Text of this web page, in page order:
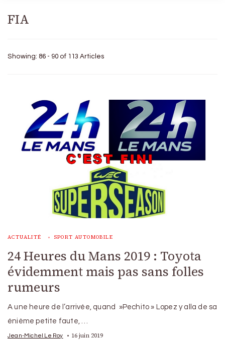
FIA
Showing: 86 - 90 of 113 Articles
ACTUALITÉ SPORT AUTOMOBILE
24 Heures du Mans 2019 : Toyota
évidemment mais pas sans folles
rumeurs
A une heure de l’arrivée, quand »Pechito » Lopez y alla de sa
énième petite faute, …
Jean-Michel Le Roy 16 juin 2019